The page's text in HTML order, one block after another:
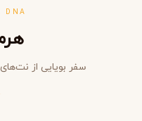
DNA
سفر بویایی از نت‌های